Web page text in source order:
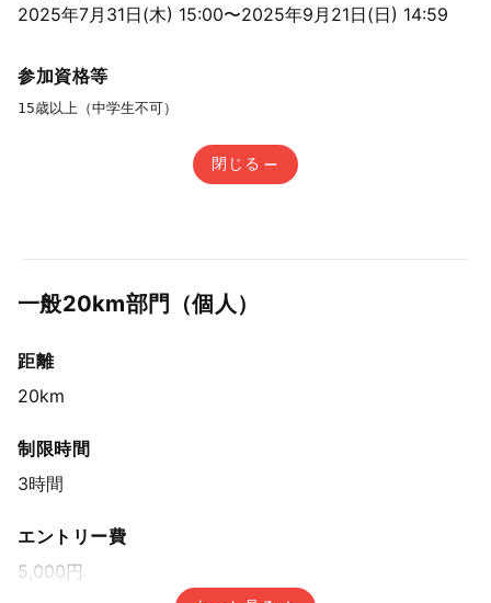
2025年7月31日(木) 15:00〜2025年9月21日(日) 14:59
参加資格等
15歳以上（中学生不可）
閉じる
⼀般20km部⾨（個⼈）
距離
20km
制限時間
3時間
エントリー費
5,000円